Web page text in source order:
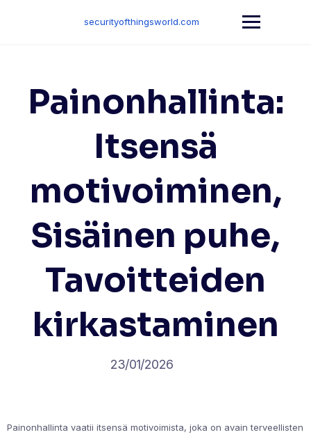
securityofthingsworld.com
Painonhallinta:
Itsensä
motivoiminen,
Sisäinen puhe,
Tavoitteiden
kirkastaminen
23/01/2026
Painonhallinta vaatii itsensä motivoimista, joka on avain terveellisten